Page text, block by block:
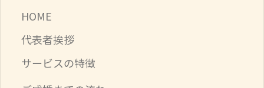
HOME
代表者挨拶
サービスの特徴